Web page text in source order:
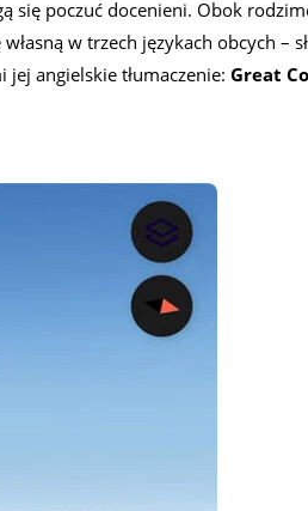
się poczuć docenieni. Obok
w trzech językach obcych –
angielskie tłumaczenie: Great